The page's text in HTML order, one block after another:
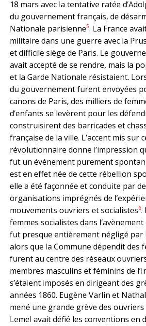
18 mars avec la tentative ratée
du gouvernement français, de
Nationale parisienne5. La France
militaire dans une guerre avec la
et difficile siège de Paris. Le
avait accepté de se rendre, mais la
et la Garde Nationale résistaient.
du gouvernement furent envoyées
canons de Paris, des milliers de
d’enfants se levèrent pour les
construisirent des barricades et
française de la ville. L’accent mis sur
révolutionnaire donne l’impression
fut un événement purement
est en effet née de cette rébellion
elle a été façonnée et conduite par
organisations imprégnés de
mouvements ouvriers et socialistes6.
femmes socialistes dans
fut presque entièrement négligé par
alors que la Commune dépendit des
furent au centre des réseaux
membres masculins et féminins de
s’étaient imposés en dirigeant des
années 1860. Eugène Varlin et
mené une grande grève des
Lemel avait défié les conventions en